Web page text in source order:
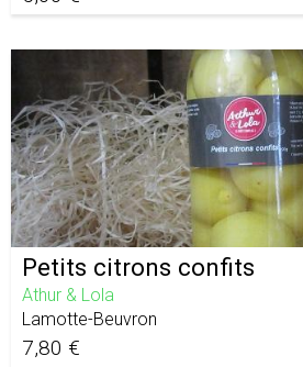
Petits citrons confits
Athur & Lola
Lamotte-Beuvron
7,80 €